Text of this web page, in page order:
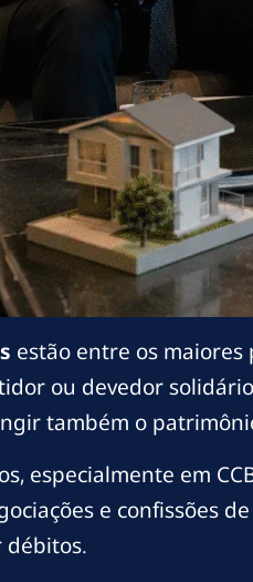
estão entre os maiores
ou devedor
também o
especialmente em
e confissões
débitos.